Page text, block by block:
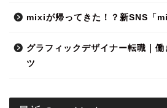
mixiが帰ってきた！？新SNS「
グラフィックデザイナー転職｜
ツ